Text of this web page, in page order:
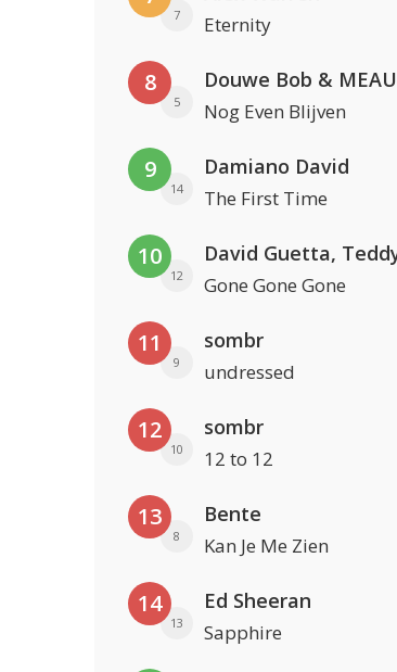
7 Eternity
8
5
Douwe Bob & MEAU
Nog Even Blijven
9
14
Damiano David
The First Time
10
12 Gone Gone Gone
11
9
sombr
undressed
12
10
sombr
12 to 12
13
8
Bente
Kan Je Me Zien
14
13
Ed Sheeran
Sapphire